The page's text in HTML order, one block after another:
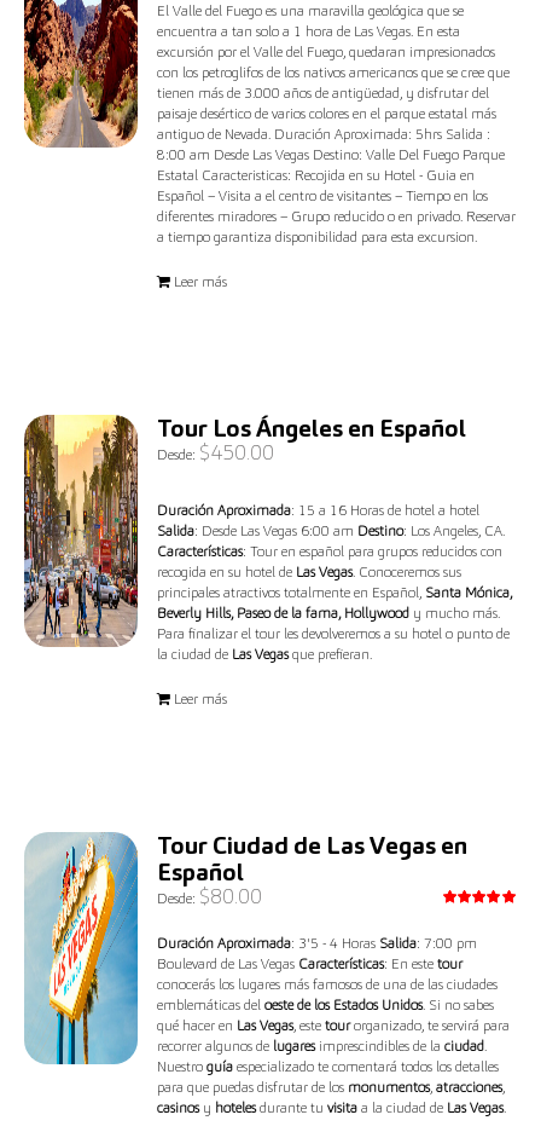
El Valle del Fuego es una maravilla geológica que se
encuentra a tan solo a 1 hora de Las Vegas. En esta
excursión por el Valle del Fuego, quedaran impresionados
con los petroglifos de los nativos americanos que se cree que
tienen más de 3.000 años de antigüedad, y disfrutar del
paisaje desértico de varios colores en el parque estatal más
antiguo de Nevada. Duración Aproximada: 5hrs Salida :
8:00 am Desde Las Vegas Destino: Valle Del Fuego Parque
Estatal Caracteristicas: Recojida en su Hotel - Guia en
Español – Visita a el centro de visitantes – Tiempo en los
diferentes miradores – Grupo reducido o en privado. Reservar
a tiempo garantiza disponibilidad para esta excursion.
Leer más
Tour Los Ángeles en Español
Desde: $450.00
Duración Aproximada: 15 a 16 Horas de hotel a hotel
Salida: Desde Las Vegas 6:00 am Destino: Los Angeles, CA.
Características: Tour en español para grupos reducidos con
recogida en su hotel de Las Vegas. Conoceremos sus
principales atractivos totalmente en Español, Santa Mónica,
Beverly Hills, Paseo de la fama, Hollywood y mucho más.
Para finalizar el tour les devolveremos a su hotel o punto de
la ciudad de Las Vegasque prefieran.
Leer más
Tour Ciudad de Las Vegas en
Español
de 5
Desde: $80.00
Duración Aproximada: 3'5 - 4 Horas Salida: 7:00 pm
Boulevard de Las Vegas Características: En estetour
conocerás los lugares más famosos de una de las ciudades
emblemáticas deloeste de los Estados Unidos. Si no sabes
qué hacer en Las Vegas, estetourorganizado, te servirá para
recorrer algunos de lugaresimprescindibles de laciudad.
Nuestroguía especializado te comentará todos los detalles
para que puedas disfrutar de los monumentos,atracciones,
casinosy hotelesdurante tuvisita a la ciudad de Las Vegas.